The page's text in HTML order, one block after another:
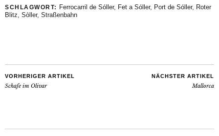
SCHLAGWORT: Ferrocarril de Sóller, Fet a Sóller, Port de Sóller, Roter
Blitz, Sòller, Straßenbahn
VORHERIGER ARTIKEL
Schafe im Olivar
NÄCHSTER ARTIKEL
Mallorca